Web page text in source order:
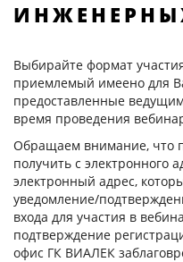
Выбирайте формат
приемлемый имеено для
предоставленные
время проведения
Обращаем внимание, что
получить с электронного
электронный адрес,
уведомление/
входа для участия в
подтверждение
офис ГК ВИАЛЕК